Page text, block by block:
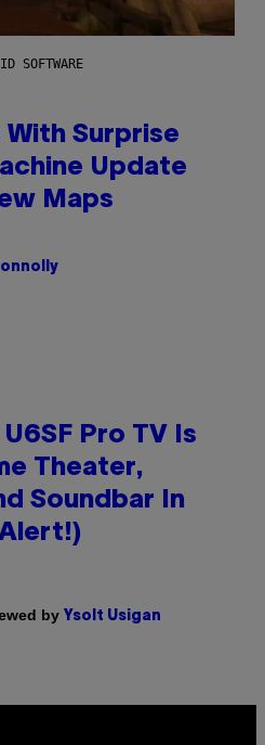
SOFTWARE
With Surprise
Update
Maps
U6SF Pro TV Is
Theater,
Soundbar In
by Ysolt Usigan